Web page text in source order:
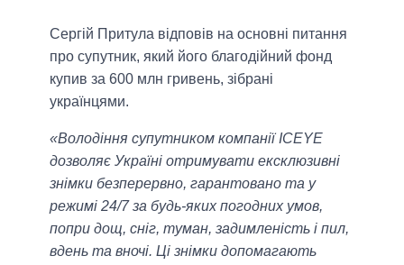
Сергій Притула відповів на основні питання
про супутник, який його благодійний фонд
купив за 600 млн гривень, зібрані
українцями.
«Володіння супутником компанії ICEYE
дозволяє Україні отримувати ексклюзивні
знімки безперервно, гарантовано та у
режимі 24/7 за будь-яких погодних умов,
попри дощ, сніг, туман, задимленість і пил,
вдень та вночі. Ці знімки допомагають